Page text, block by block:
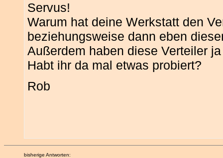
Servus!
Warum hat deine Werkstatt den
beziehungsweise dann eben
Außerdem haben diese Verteiler
Habt ihr da mal etwas probiert?
Rob
bisherige Antworten: